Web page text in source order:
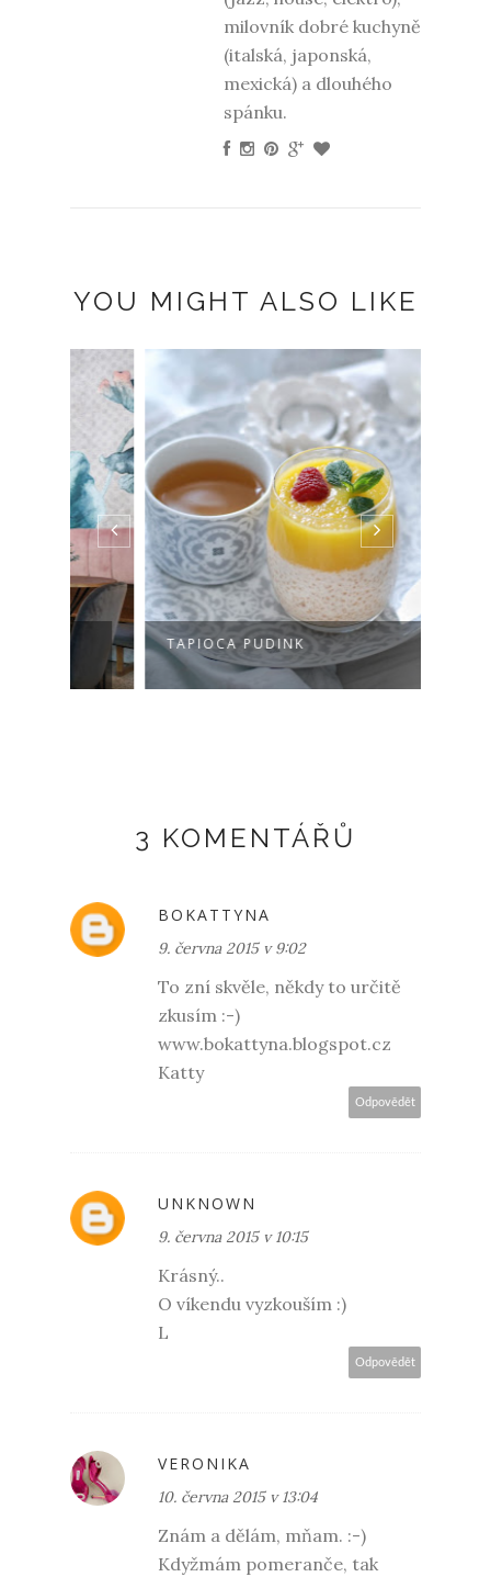
milovník dobré kuchyně
(italská, japonská,
mexická) a dlouhého
spánku.
YOU MIGHT ALSO LIKE
TAPIOCA PUDINK
3 KOMENTÁŘŮ
BOKATTYNA
9. června 2015 v 9:02
To zní skvěle, někdy to určitě
zkusím :-)
www.bokattyna.blogspot.cz
Katty
Odpovědět
UNKNOWN
9. června 2015 v 10:15
Krásný..
O víkendu vyzkouším :)
L
Odpovědět
VERONIKA
10. června 2015 v 13:04
Znám a dělám, mňam. :-)
Kdyžmám pomeranče, tak